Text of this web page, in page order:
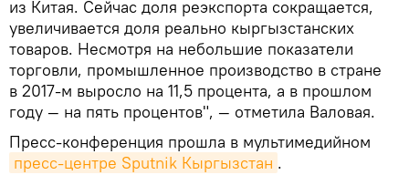
из Китая. Сейчас доля реэкспорта сокращается,
увеличивается доля реально кыргызстанских
товаров. Несмотря на небольшие показатели
торговли, промышленное производство в стране
в 2017-м выросло на 11,5 процента, а в прошлом
году — на пять процентов", — отметила Валовая.
Пресс-конференция прошла в мультимедийном
пресс-центре Sputnik Кыргызстан .